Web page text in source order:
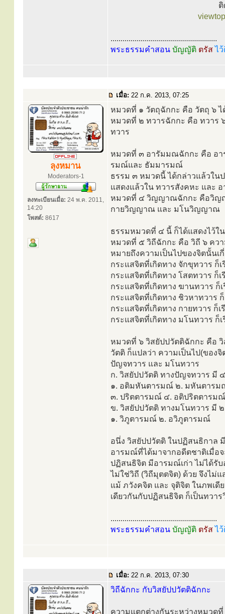
.....................................................
พระธรรมคำสอน บัญญัติ ตรัสไ
เมื่อ: 22 ก.ค. 2013, 07:25
ลุงหมาน
Moderators-1
ลงทะเบียนเมื่อ: 24 พ.ค. 2011,
14:20
โพสต์: 8617
หมวดที่ ๑ วัตถุฉักกะ คือ วัตถุ ๖
หมวดที่ ๒ ทวารฉักกะ คือ ทวาร
ทวาร
หมวดที่ ๓ อารัมมณฉักกะ คือ อ
รมณ์และ ธัมมารมณ์
ธรรม ๓ หมวดนี้ ได้กล่าวแล้วใน
แสดงแล้วใน ทวารสังคหะ และ
หมวดที่ ๔ วิญญาณฉักกะ คือวิ
กายวิญญาณ และ มโนวิญญาณ
ธรรมหมวดที่ ๔ นี้ ก็ได้แสดงไว้ใ
หมวดที่ ๕ วิถีฉักกะ คือ วิถี ๖ คว
หมายถึงความเป็นไปของจิตนั้นเ
กระแสจิตที่เกิดทาง จักขุทวาร ก็
กระแสจิตที่เกิดทาง โสตทวาร ก็
กระแสจิตที่เกิดทาง ฆานทวาร ก็
กระแสจิตที่เกิดทาง ชิวหาทวาร
กระแสจิตที่เกิดทาง กายทวาร ก็เ
กระแสจิตที่เกิดทาง มโนทวาร ก็
หมวดที่ ๖ วิสยัปปวัตติฉักกะ คือ
วัตติ ก็แปลว่า ความเป็นไป(ของ
ปัญจทวาร และ มโนทวาร
ก. วิสยัปปวัตติ ทางปัญจทวาร มี
๑. อติมหันตารมณ์ ๒. มหันตารม
๓. ปริตตารมณ์ ๔. อติปริตตารมณ์
ข. วิสยัปปวัตติ ทางมโนทวาร มี
๑. วิภูตารมณ์ ๒. อวิภูตารมณ์
อนึ่ง วิสยัปปวัตติ ในปฏิสนธิกาล
อารมณ์ที่ได้มาจากอดีตชาติเมื่อ
ปฏิสนธิจิต มีอารมณ์เก่า ไม่ได้รั
ไม่ใช่วิถี (วิถีมุตตจิต) ด้วย จึงไม่แ
แม้ ภวังคจิต และ จุติจิต ในภพเดี
เดียวกันกับปฏิสนธิจิต ก็เป็นทวา
.....................................................
พระธรรมคำสอน บัญญัติ ตรัสไ
เมื่อ: 22 ก.ค. 2013, 07:30
วิถีฉักกะ กับวิสยัปปวัตติฉักกะ
ความแตกต่างกันระหว่างหมวด